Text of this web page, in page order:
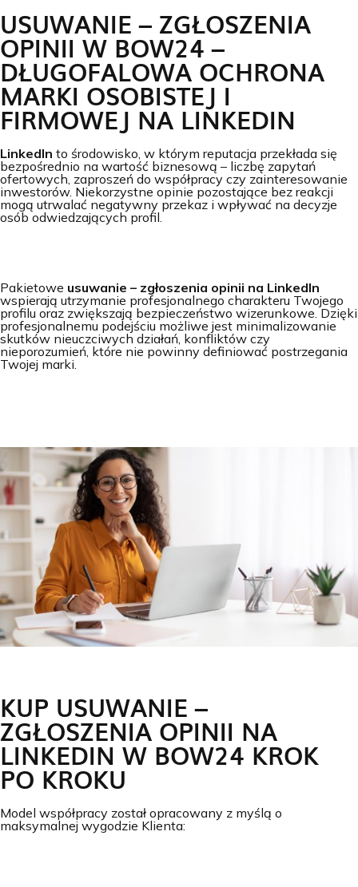
USUWANIE – ZGŁOSZENIA
OPINII W BOW24 –
DŁUGOFALOWA OCHRONA
MARKI OSOBISTEJ I
FIRMOWEJ NA LINKEDIN
LinkedIn to środowisko, w którym reputacja przekłada się
bezpośrednio na wartość biznesową – liczbę zapytań
ofertowych, zaproszeń do współpracy czy zainteresowanie
inwestorów. Niekorzystne opinie pozostające bez reakcji
mogą utrwalać negatywny przekaz i wpływać na decyzje
osób odwiedzających profil.
Pakietowe usuwanie – zgłoszenia opinii na LinkedIn
wspierają utrzymanie profesjonalnego charakteru Twojego
profilu oraz zwiększają bezpieczeństwo wizerunkowe. Dzięki
profesjonalnemu podejściu możliwe jest minimalizowanie
skutków nieuczciwych działań, konfliktów czy
nieporozumień, które nie powinny definiować postrzegania
Twojej marki.
KUP USUWANIE –
ZGŁOSZENIA OPINII NA
LINKEDIN W BOW24 KROK
PO KROKU
Model współpracy został opracowany z myślą o
maksymalnej wygodzie Klienta: